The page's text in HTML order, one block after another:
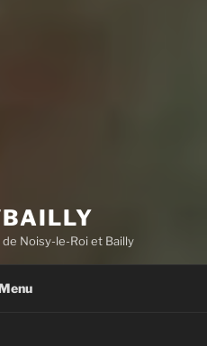
Noisy-le-Roi et Bailly